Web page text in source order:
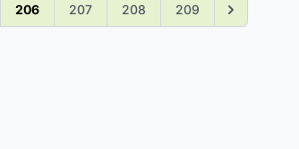
206 207 208 209